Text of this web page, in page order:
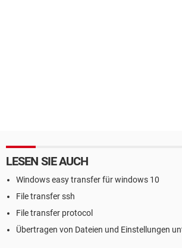
LESEN SIE AUCH
Windows easy transfer für windows 10
File transfer ssh
File transfer protocol
Übertragen von Dateien und Einstellungen